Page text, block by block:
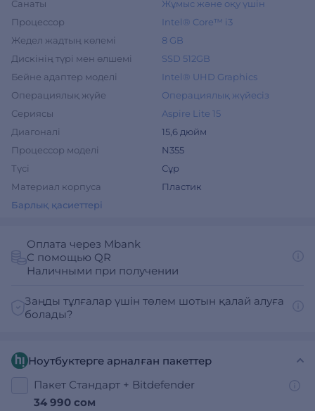
Санаты
Жұмыс және оқу үшін
Процессор
Intel® Core™ i3
Жедел жадтың көлемі
8 GB
Дискінің түрі мен өлшемі
SSD 512GB
Бейне адаптер моделі
Intel® UHD Graphics
Операциялық жүйе
Операциялық жүйесіз
Сериясы
Aspire Lite 15
Диагоналі
15,6 дюйм
Процессор моделі
N355
Түсі
Сұр
Материал корпуса
Пластик
Барлық қасиеттері
Оплата через Mbank
С помощью QR
Наличными при получении
Заңды тұлғалар үшін төлем шотын қалай алуға
болады?
Ноутбуктерге арналған пакеттер
Пакет Стандарт + Bitdefender
34 990 сом